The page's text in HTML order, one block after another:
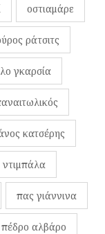
οστιαμάρε
ράτσιτς
γκαρσία
κατσέρης
πας γιάννινα
πέδρο αλβάρο